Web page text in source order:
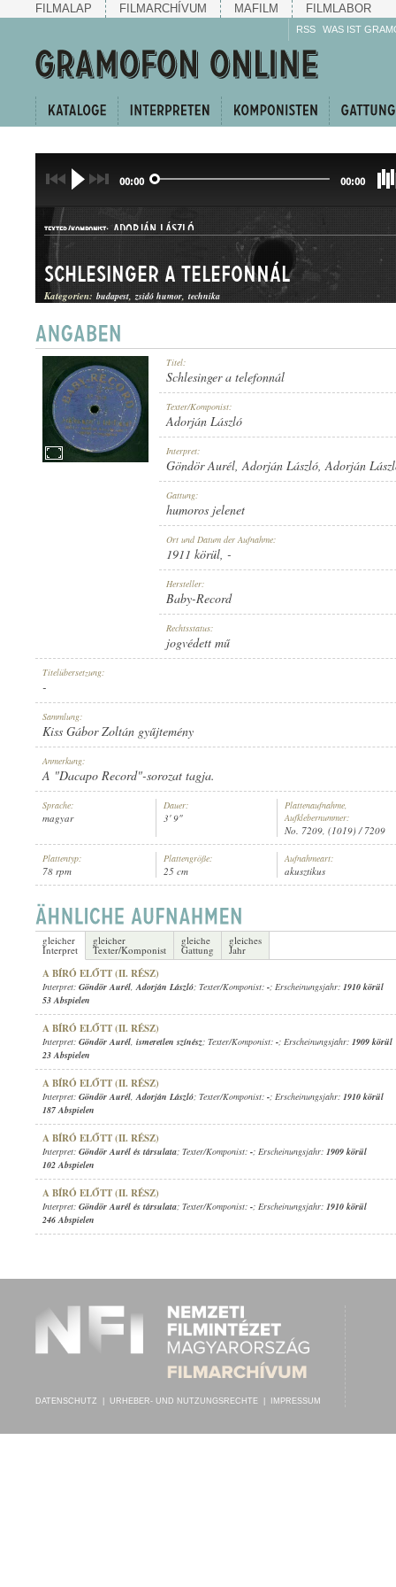
FILMALAP FILMARCHÍVUM MAFILM FILMLABOR
RSS WAS IST
00:00 00:00
TEXTER/KOMPONIST: ADORJÁN LÁSZLÓ
HUMOROS JELENET
1911 KÖRÜL
PLATTENAUFNAHME:
Schlesinger a telefonnál
Kategorien: budapest zsidó humor technika
Titel:
Schlesinger a telefonnál
Texter/Komponist:
Adorján László
Interpret:
Göndör Aurél,Adorján László,Adorján
Gattung:
humoros jelenet
Ort und Datum der Aufnahme:
1911 körül, -
Hersteller:
Baby-Record
Rechtsstatus:
jogvédett mű
Titelübersetzung:
-
Sammlung:
Kiss Gábor Zoltán gyűjtemény
Anmerkung:
A "Dacapo Record"-sorozat tagja.
Sprache:
magyar
Dauer:
3' 9"
Plattenaufnahme,
Aufklebernummer:
No. 7209, (1019) / 7209
Plattentyp:
78 rpm
Plattengröße:
25 cm
Aufnahmeart:
akusztikus
gleicher
Interpret
gleicher
Texter/Komponist
gleiche
Gattung
gleiches
Jahr
A BÍRÓ ELŐTT (II. RÉSZ)
Interpret: Göndör Aurél,Adorján László; Texter/Komponist: -; Erscheinungsjahr: 1910 körül
53 Abspielen
A BÍRÓ ELŐTT (II. RÉSZ)
Interpret: Göndör Aurél, ismeretlen színész; Texter/Komponist: -; Erscheinungsjahr: 1909 körül
23 Abspielen
A BÍRÓ ELŐTT (II. RÉSZ)
Interpret: Göndör Aurél,Adorján László; Texter/Komponist: -; Erscheinungsjahr: 1910 körül
187 Abspielen
A BÍRÓ ELŐTT (II. RÉSZ)
Interpret: Göndör Aurél és társulata; Texter/Komponist: -; Erscheinungsjahr: 1909 körül
102 Abspielen
A BÍRÓ ELŐTT (II. RÉSZ)
Interpret: Göndör Aurél és társulata; Texter/Komponist: -; Erscheinungsjahr: 1910 körül
246 Abspielen
DATENSCHUTZ URHEBER- UND NUTZUNGSRECHTE IMPRESSUM